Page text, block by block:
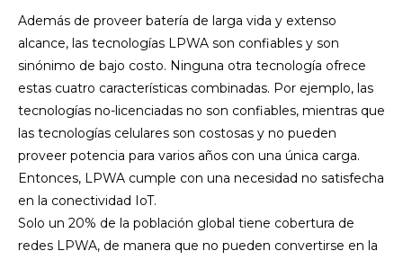
Además de proveer batería de larga vida y extenso
alcance, las tecnologías LPWA son confiables y son
sinónimo de bajo costo. Ninguna otra tecnología ofrece
estas cuatro características combinadas. Por ejemplo, las
tecnologías no-licenciadas no son confiables, mientras que
las tecnologías celulares son costosas y no pueden
proveer potencia para varios años con una única carga.
Entonces, LPWA cumple con una necesidad no satisfecha
en la conectividad IoT.
Solo un 20% de la población global tiene cobertura de
redes LPWA, de manera que no pueden convertirse en la